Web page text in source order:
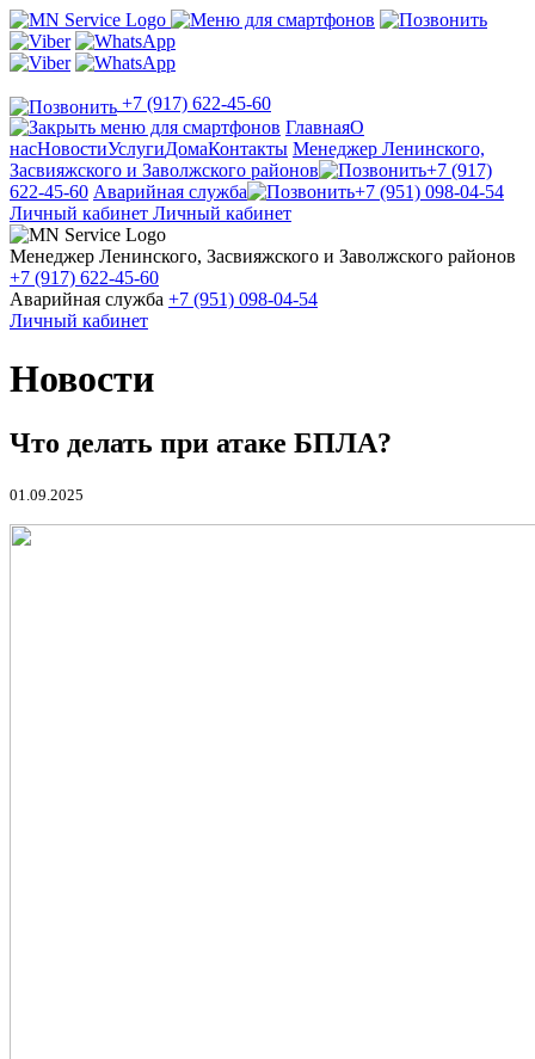
+7 (917) 622-45-60
ГлавнаяО
насНовостиУслугиДомаКонтакты Менеджер Ленинского,
Засвияжского и Заволжского районов
+7 (917)
622-45-60 Аварийная служба
+7 (951) 098-04-54
Личный кабинет Личный кабинет
Менеджер Ленинского, Засвияжского и Заволжского районов
+7 (917) 622-45-60
Аварийная служба +7 (951) 098-04-54
Личный кабинет
Новости
Что делать при атаке БПЛА?
01.09.2025